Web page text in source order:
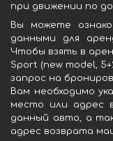
при движении по
Вы можете
данными для
Чтобы взять в
Sport (new model,
запрос на
Вам необходимо
место или адрес
данный авто, а
адрес возврата